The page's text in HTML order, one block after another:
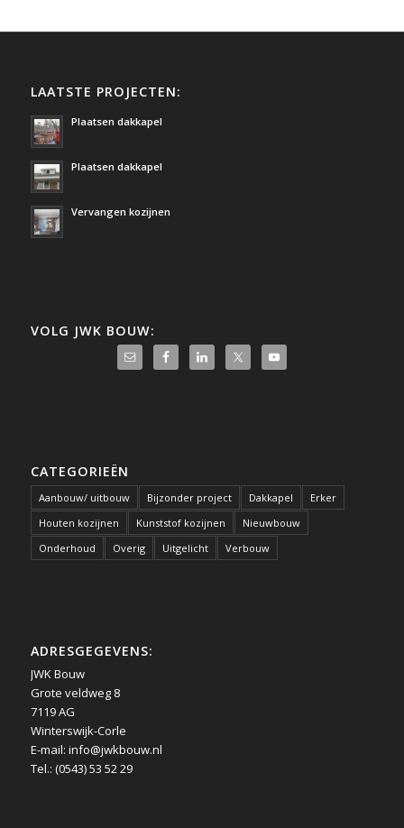
LAATSTE PROJECTEN:
Plaatsen dakkapel
Plaatsen dakkapel
Vervangen kozijnen
VOLG JWK BOUW:
CATEGORIEËN
Aanbouw/ uitbouw Bijzonder project Dakkapel
Erker
Houten kozijnen
Kunststof kozijnen
Nieuwbouw
Onderhoud
Overig Uitgelicht Verbouw
ADRESGEGEVENS:
JWK Bouw
Grote veldweg 8
7119 AG
Winterswijk-Corle
E-mail: info@jwkbouw.nl
Tel.: (0543) 53 52 29